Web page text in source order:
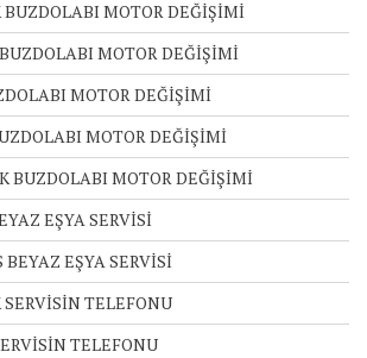
BUZDOLABI MOTOR DEĞİŞİMİ
MOTOR DEĞİŞİMİ
MOTOR DEĞİŞİMİ
MOTOR DEĞİŞİMİ
BUZDOLABI MOTOR DEĞİŞİMİ
EŞYA SERVİSİ
EŞYA SERVİSİ
TELEFONU
TELEFONU